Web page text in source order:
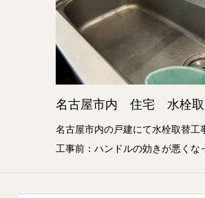
名古屋市内 住宅 水栓取
名古屋市内の戸建にて水栓取替工
工事前：ハンドルの効きが悪くな